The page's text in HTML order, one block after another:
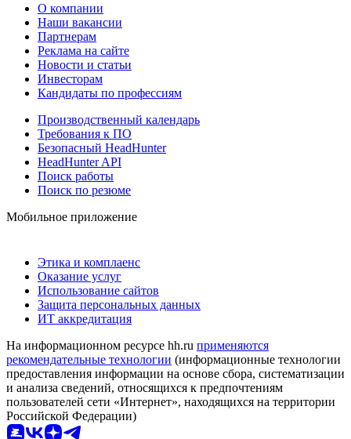
О компании
Наши вакансии
Партнерам
Реклама на сайте
Новости и статьи
Инвесторам
Кандидаты по профессиям
Производственный календарь
Требования к ПО
Безопасный HeadHunter
HeadHunter API
Поиск работы
Поиск по резюме
Мобильное приложение
Этика и комплаенс
Оказание услуг
Использование сайтов
Защита персональных данных
ИТ аккредитация
На информационном ресурсе hh.ru применяются
рекомендательные технологии (информационные технологии
предоставления информации на основе сбора, систематизации
и анализа сведений, относящихся к предпочтениям
пользователей сети «Интернет», находящихся на территории
Российской Федерации)